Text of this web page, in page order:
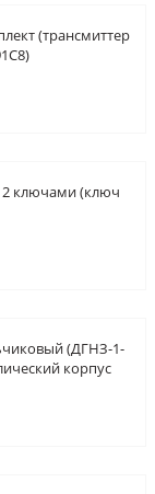
(трансмиттер
2 ключами (ключ
(ДГНЗ-1-
корпус